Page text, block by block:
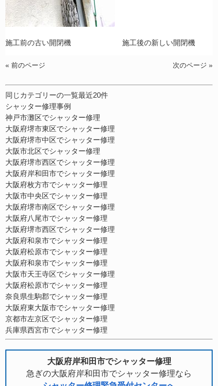
施工前の古い開閉機 施工後の新しい開閉機
« 前のページ 次のページ »
同じカテゴリーの一覧最近20件
シャッター修理事例
神戸市灘区でシャッター修理
大阪府堺市東区でシャッター修理
大阪府堺市中区でシャッター修理
大阪市北区でシャッター修理
大阪府堺市西区でシャッター修理
大阪府岸和田市でシャッター修理
大阪府枚方市でシャッター修理
大阪市中央区でシャッター修理
大阪府堺市南区でシャッター修理
大阪府八尾市でシャッター修理
大阪府堺市西区でシャッター修理
大阪府和泉市でシャッター修理
大阪府松原市でシャッター修理
大阪府和泉市でシャッター修理
大阪市天王寺区でシャッター修理
大阪府松原市でシャッター修理
奈良県生駒郡でシャッター修理
大阪府東大阪市でシャッター修理
京都市左京区でシャッター修理
兵庫県西宮市でシャッター修理
大阪府岸和田市でシャッター修理
急ぎの大阪府岸和田市でシャッター修理なら